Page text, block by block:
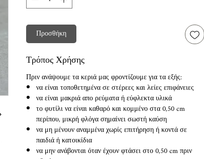
Προσθήκη
Τρόπος Χρήσης
Πριν ανάψουμε τα κεριά μας φροντίζουμε για τα εξής:
να είναι τοποθετημένα σε στέρεες και λείες επιφάνειες
να είναι μακριά απο ρεύματα ή εύφλεκτα υλικά
το φυτίλι να είναι καθαρό και κομμένο στα 0,50 cm
περίπου, μικρή φλόγα σημαίνει σωστή καύση
να μη μένουν αναμμένα χωρίς επιτήρηση ή κοντά σε
παιδιά ή κατοικίδια
να μην ανάβονται όταν έχουν φτάσει στο 0,50 cm πριν